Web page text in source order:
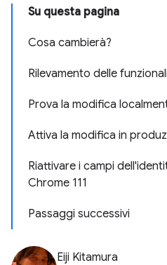
Su questa pagina
Cosa cambierà?
Rilevamento delle
Prova la modifica
Attiva la modifica in
Riattivare i campi
Chrome 111
Passaggi successivi
Eiji Kitamura